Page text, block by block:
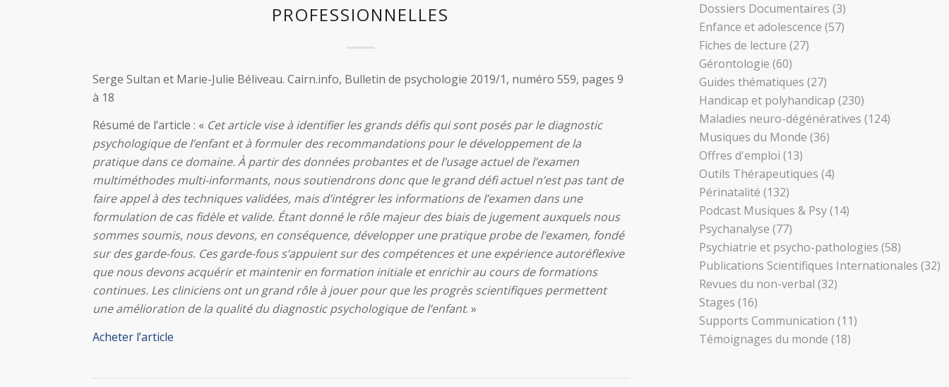
PROFESSIONNELLES
Serge Sultan et Marie-Julie Béliveau. Cairn.info, Bulletin de psychologie 2019/1, numéro 559, pages 9
à 18
Résumé de l’article : « Cet article vise à identifier les grands défis qui sont posés par le diagnostic
psychologique de l’enfant et à formuler des recommandations pour le développement de la
pratique dans ce domaine. À partir des données probantes et de l’usage actuel de l’examen
multiméthodes multi-informants, nous soutiendrons donc que le grand défi actuel n’est pas tant de
faire appel à des techniques validées, mais d’intégrer les informations de l’examen dans une
formulation de cas fidèle et valide. Étant donné le rôle majeur des biais de jugement auxquels nous
sommes soumis, nous devons, en conséquence, développer une pratique probe de l’examen, fondé
sur des garde-fous. Ces garde-fous s’appuient sur des compétences et une expérience autoréflexive
que nous devons acquérir et maintenir en formation initiale et enrichir au cours de formations
continues. Les cliniciens ont un grand rôle à jouer pour que les progrès scientifiques permettent
une amélioration de la qualité du diagnostic psychologique de l’enfant. »
Acheter l’article
Dossiers Documentaires (3)
Enfance et adolescence (57)
Fiches de lecture (27)
Gérontologie (60)
Guides thématiques (27)
Handicap et polyhandicap (230)
Maladies neuro-dégénératives (124)
Musiques du Monde (36)
Offres d'emploi (13)
Outils Thérapeutiques (4)
Périnatalité (132)
Podcast Musiques & Psy(14)
Psychanalyse (77)
Psychiatrie et psycho-pathologies (58)
Publications Scientifiques Internationales (32)
Revues du non-verbal (32)
Stages (16)
Supports Communication (11)
Témoignages du monde (18)